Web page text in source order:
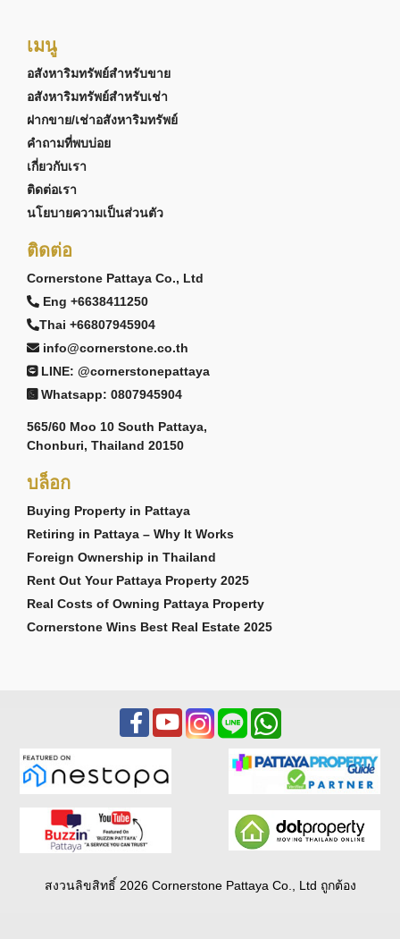
เมนู
อสังหาริมทรัพย์สำหรับขาย
อสังหาริมทรัพย์สำหรับเช่า
ฝากขาย/เช่าอสังหาริมทรัพย์
คำถามที่พบบ่อย
เกี่ยวกับเรา
ติดต่อเรา
นโยบายความเป็นส่วนตัว
ติดต่อ
Cornerstone Pattaya Co., Ltd
Eng +6638411250
Thai +66807945904
info@cornerstone.co.th
LINE: @cornerstonepattaya
Whatsapp: 0807945904
565/60 Moo 10 South Pattaya,
Chonburi, Thailand 20150
บล็อก
Buying Property in Pattaya
Retiring in Pattaya – Why It Works
Foreign Ownership in Thailand
Rent Out Your Pattaya Property 2025
Real Costs of Owning Pattaya Property
Cornerstone Wins Best Real Estate 2025
สงวนลิขสิทธิ์ 2026 Cornerstone Pattaya Co., Ltd ถูกต้อง